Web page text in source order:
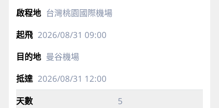
台灣桃園國際機場
2026/08/31 09:00
曼谷機場
2026/08/31 12:00
5